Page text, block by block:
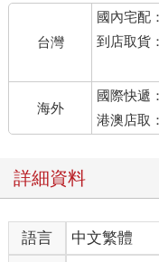
台灣
國內宅配
到店取貨：
海外
國際快遞
港澳店取：
詳細資料
語言 中文繁體